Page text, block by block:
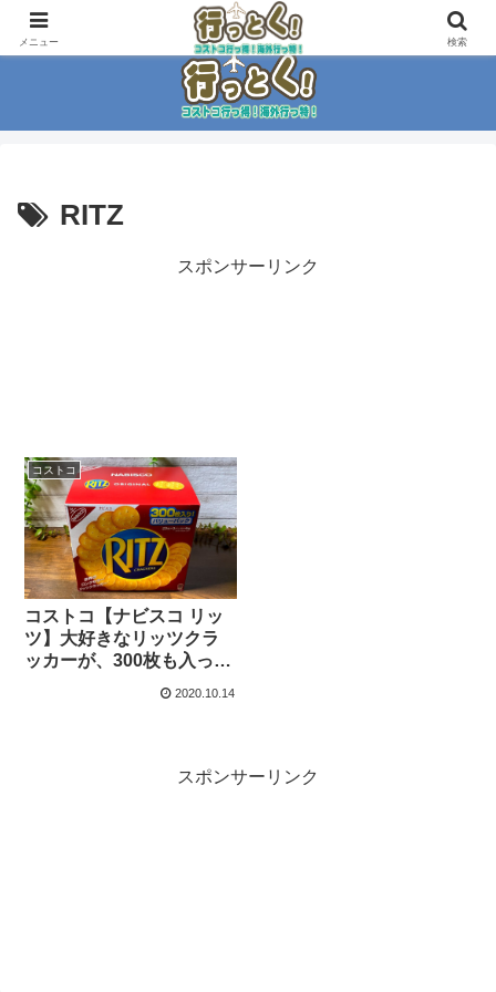
コストコ大好き家族がイチ押商品紹介！！
RITZ
スポンサーリンク
コストコ
コストコ【ナビスコ リッ
ツ】大好きなリッツクラ
ッカーが、300枚も入った
2020.10.14
スポンサーリンク
メニュー 検索